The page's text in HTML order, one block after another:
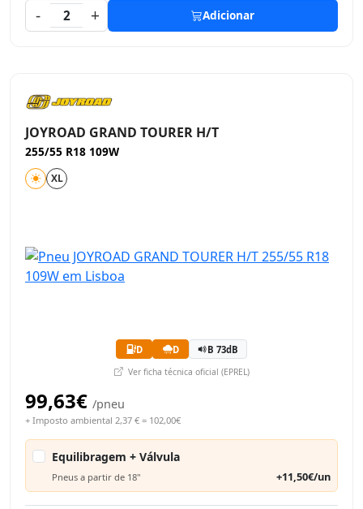
-
2 + Adicionar
JOYROAD GRAND TOURER H/T
255/55 R18 109W
XL
D D B 73dB
Ver ficha técnica oficial (EPREL)
99,63€ /pneu
+ Imposto ambiental 2,37 € = 102,00€
Equilibragem + Válvula
Pneus a partir de 18" +11,50€/un